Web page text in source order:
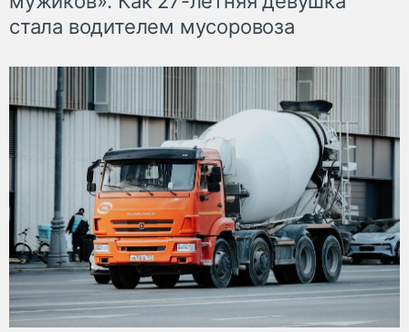
стала водителем мусоровоза